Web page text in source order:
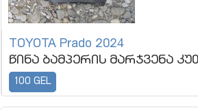
TOYOTA Prado 2024
წინა ბამპერის მარჯვენა
100 GEL